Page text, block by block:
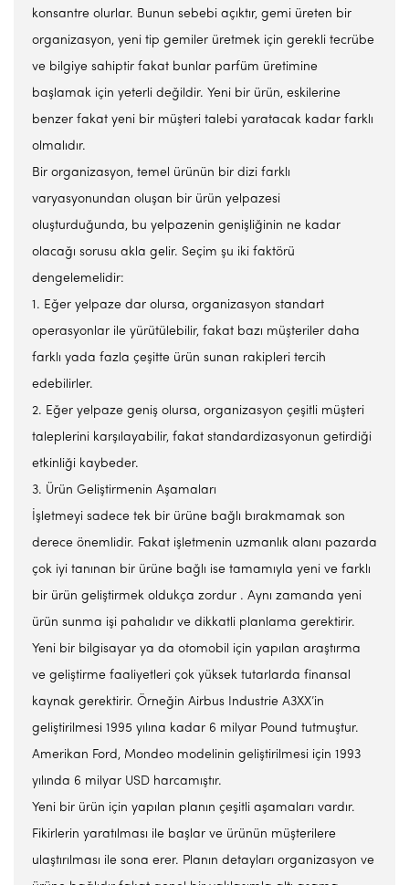
konsantre olurlar. Bunun sebebi açıktır, gemi üreten bir
organizasyon, yeni tip gemiler üretmek için gerekli tecrübe
ve bilgiye sahiptir fakat bunlar parfüm üretimine
başlamak için yeterli değildir. Yeni bir ürün, eskilerine
benzer fakat yeni bir müşteri talebi yaratacak kadar farklı
olmalıdır.
Bir organizasyon, temel ürünün bir dizi farklı
varyasyonundan oluşan bir ürün yelpazesi
oluşturduğunda, bu yelpazenin genişliğinin ne kadar
olacağı sorusu akla gelir. Seçim şu iki faktörü
dengelemelidir:
1. Eğer yelpaze dar olursa, organizasyon standart
operasyonlar ile yürütülebilir, fakat bazı müşteriler daha
farklı yada fazla çeşitte ürün sunan rakipleri tercih
edebilirler.
2. Eğer yelpaze geniş olursa, organizasyon çeşitli müşteri
taleplerini karşılayabilir, fakat standardizasyonun getirdiği
etkinliği kaybeder.
3. Ürün Geliştirmenin Aşamaları
İşletmeyi sadece tek bir ürüne bağlı bırakmamak son
derece önemlidir. Fakat işletmenin uzmanlık alanı pazarda
çok iyi tanınan bir ürüne bağlı ise tamamıyla yeni ve farklı
bir ürün geliştirmek oldukça zordur . Aynı zamanda yeni
ürün sunma işi pahalıdır ve dikkatli planlama gerektirir.
Yeni bir bilgisayar ya da otomobil için yapılan araştırma
ve geliştirme faaliyetleri çok yüksek tutarlarda finansal
kaynak gerektirir. Örneğin Airbus Industrie A3XX’in
geliştirilmesi 1995 yılına kadar 6 milyar Pound tutmuştur.
Amerikan Ford, Mondeo modelinin geliştirilmesi için 1993
yılında 6 milyar USD harcamıştır.
Yeni bir ürün için yapılan planın çeşitli aşamaları vardır.
Fikirlerin yaratılması ile başlar ve ürünün müşterilere
ulaştırılması ile sona erer. Planın detayları organizasyon ve